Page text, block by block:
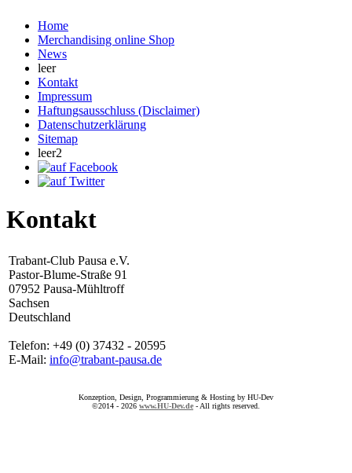
Home
Merchandising online Shop
News
leer
Kontakt
Impressum
Haftungsausschluss (Disclaimer)
Datenschutzerklärung
Sitemap
leer2
Kontakt
Trabant-Club Pausa e.V.
Pastor-Blume-Straße 91
07952 Pausa-Mühltroff
Sachsen
Deutschland
Telefon: +49 (0) 37432 - 20595
E-Mail: info@trabant-pausa.de
Konzeption, Design, Programmierung & Hosting by HU-Dev
©2014 - 2026 www.HU-Dev.de - All rights reserved.